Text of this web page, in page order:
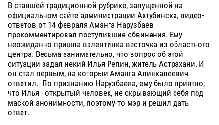
В ставшей традиционной рубрике, запущенной на
официальном сайте администрации Ахтубинска, видео-
ответов от 14 февраля Аманга Нарузбаев
прокомментировал поступившие обвинения. Ему
неожиданно пришла валентинка весточка из областного
центра. Весьма занимательно, что вопрос об этой
ситуации задал некий Илья Репин, житель Астрахани. И
он стал первым, на который Аманга Алинкалеевич
ответил. По признанию Нарузбаева, ему было приятно,
что Илья - открытый человек, не скрывающий себя под
маской анонимности, поэтому-то мэр и решил дать
ответ.